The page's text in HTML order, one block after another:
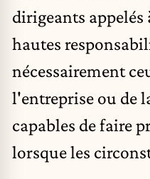
dirigeants appelés
hautes
nécessairement
l'entreprise ou de
capables de faire
lorsque les